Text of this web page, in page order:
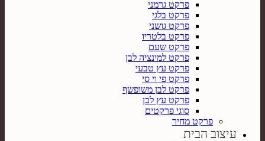
פרקט גרמני
פרקט בלגי
פרקט גושני
פרקט בלטריו
פרקט שעם
פרקט למינציה לבן
פרקט עץ טבעי
פרקט פי וי סי
פרקט לבן משופשף
פרקט עץ לבן
סוגי פרקטים
פרקט מחיר
עיצוב הבית